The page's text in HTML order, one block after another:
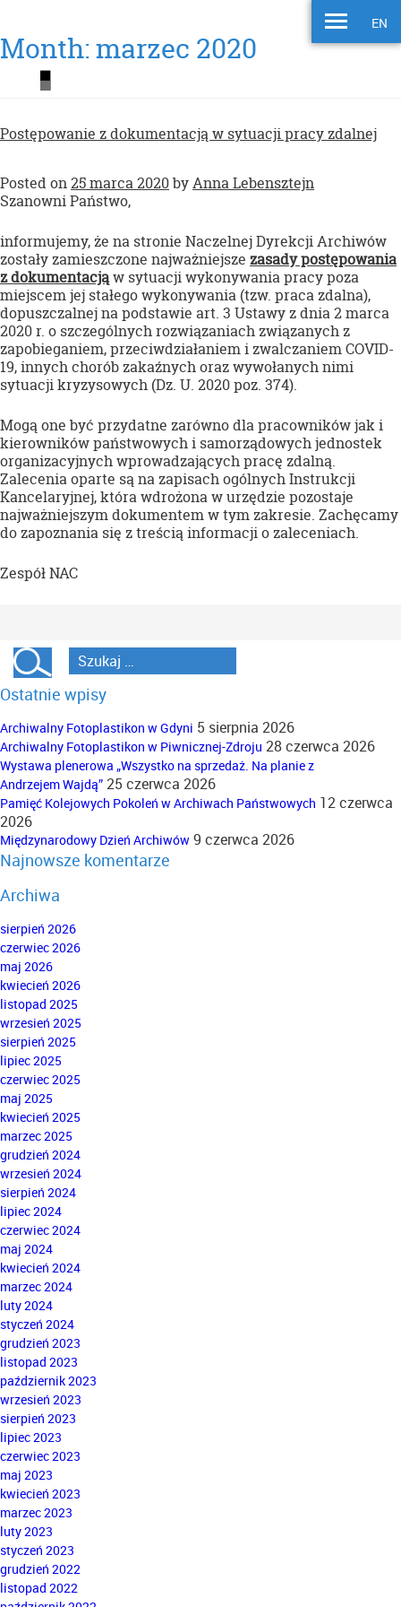
EN
Month:marzec 2020
Postępowanie z dokumentacją w sytuacji pracy zdalnej
Posted on25 marca 2020byAnna Lebensztejn
Szanowni Państwo,
informujemy, że na stronie Naczelnej Dyrekcji Archiwów
zostały zamieszczone najważniejsze zasady postępowania
z dokumentacjąw sytuacji wykonywania pracy poza
miejscem jej stałego wykonywania (tzw. praca zdalna),
dopuszczalnej na podstawie art. 3 Ustawy z dnia 2 marca
2020 r. o szczególnych rozwiązaniach związanych z
zapobieganiem, przeciwdziałaniem i zwalczaniem COVID-
19, innych chorób zakaźnych oraz wywołanych nimi
sytuacji kryzysowych (Dz. U. 2020 poz. 374).
Mogą one być przydatne zarówno dla pracowników jak i
kierowników państwowych i samorządowych jednostek
organizacyjnych wprowadzających pracę zdalną.
Zalecenia oparte są na zapisach ogólnych Instrukcji
Kancelaryjnej, która wdrożona w urzędzie pozostaje
najważniejszym dokumentem w tym zakresie. Zachęcamy
do zapoznania się z treścią informacji o zaleceniach.
Zespół NAC
Ostatnie wpisy
Archiwalny Fotoplastikon w Gdyni 5 sierpnia 2026
Archiwalny Fotoplastikon w Piwnicznej-Zdroju 28 czerwca 2026
Wystawa plenerowa „Wszystko na sprzedaż. Na planie z
Andrzejem Wajdą” 25 czerwca 2026
Pamięć Kolejowych Pokoleń w Archiwach Państwowych 12 czerwca
2026
Międzynarodowy Dzień Archiwów 9 czerwca 2026
Najnowsze komentarze
Archiwa
sierpień 2026
czerwiec 2026
maj 2026
kwiecień 2026
listopad 2025
wrzesień 2025
sierpień 2025
lipiec 2025
czerwiec 2025
maj 2025
kwiecień 2025
marzec 2025
grudzień 2024
wrzesień 2024
sierpień 2024
lipiec 2024
czerwiec 2024
maj 2024
kwiecień 2024
marzec 2024
luty 2024
styczeń 2024
grudzień 2023
listopad 2023
październik 2023
wrzesień 2023
sierpień 2023
lipiec 2023
czerwiec 2023
maj 2023
kwiecień 2023
marzec 2023
luty 2023
styczeń 2023
grudzień 2022
listopad 2022